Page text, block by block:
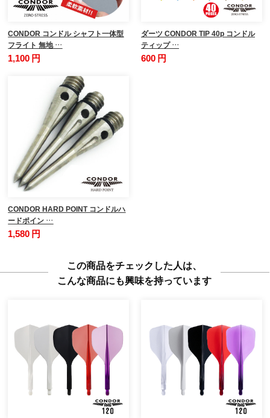
CONDOR コンドル シャフト一体型
フライト 無地 …
1,100 円
ダーツ CONDOR TIP 40p コンドル
ティップ …
600 円
CONDOR HARD POINT コンドルハ
ードポイン …
1,580 円
この商品をチェックした人は、
こんな商品にも興味を持っています